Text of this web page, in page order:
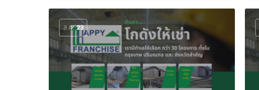
ส.ค. 23